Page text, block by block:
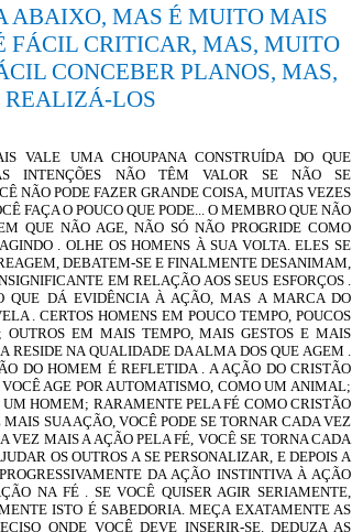
ABAIXO, MAS É MUITO MAIS
FÁCIL CRITICAR, MAS, MUITO
CONCEBER PLANOS, MAS,
LOS
VALE UMA CHOUPANA CONSTRUÍDA DO QUE
INTENÇÕES NÃO TÊM VALOR SE NÃO SE
NÃO PODE FAZER GRANDE COISA, MUITAS VEZES
FAÇA O POUCO QUE PODE... O MEMBRO QUE NÃO
QUE NÃO AGE, NÃO SÓ NÃO PROGRIDE COMO
. OLHE OS HOMENS À SUA VOLTA. ELES SE
DEBATEM-SE E FINALMENTE DESANIMAM,
EM RELAÇÃO AOS SEUS ESFORÇOS .
QUE DÁ EVIDÊNCIA À AÇÃO, MAS A MARCA DO
. CERTOS HOMENS EM POUCO TEMPO, POUCOS
OUTROS EM MAIS TEMPO, MAIS GESTOS E MAIS
RESIDE NA QUALIDADE DA ALMA DOS QUE AGEM .
DO HOMEM É REFLETIDA . A AÇÃO DO CRISTÃO
AGE POR AUTOMATISMO, COMO UM ANIMAL;
HOMEM; RARAMENTE PELA FÉ COMO CRISTÃO
SUA AÇÃO, VOCÊ PODE SE TORNAR CADA VEZ
VEZ MAIS A AÇÃO PELA FÉ, VOCÊ SE TORNA CADA
OS OUTROS A SE PERSONALIZAR, E DEPOIS A
DA AÇÃO INSTINTIVA À AÇÃO
NA FÉ . SE VOCÊ QUISER AGIR SERIAMENTE,
ISTO É SABEDORIA. MEÇA EXATAMENTE AS
ONDE VOCÊ DEVE INSERIR-SE. DEDUZA AS